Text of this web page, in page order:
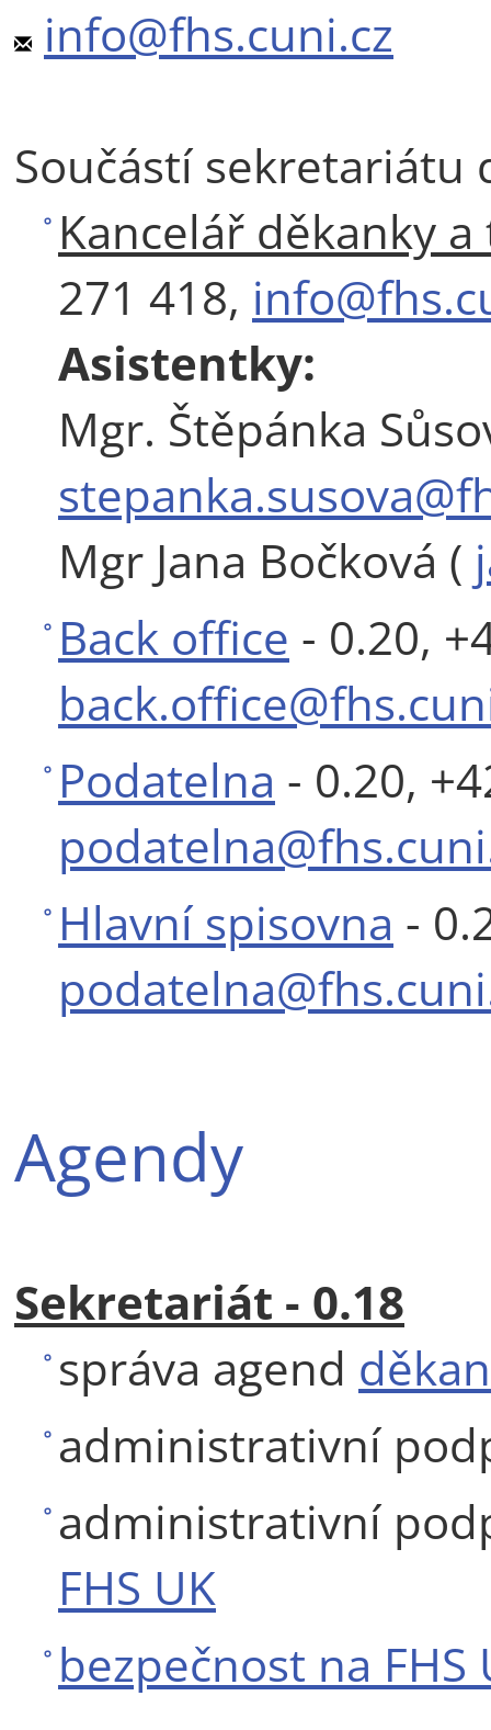
info@fhs.cuni.cz
Součástí sekretariátu
Kancelář děkanky
271 418,
Asistentky:
Mgr. Štěpánka
Mgr Jana Bočková (
Back office - 0.20,
Podatelna - 0.20,
Hlavní spisovna -
Agendy
Sekretariát - 0.18
správa agend
administrativní
administrativní
FHS UK
bezpečnost na FHS